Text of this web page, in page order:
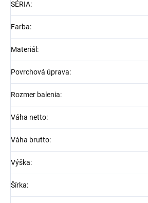
SÉRIA:
Farba:
Materiál :
Povrchová úprava:
Rozmer balenia:
Váha netto:
Váha brutto:
Výška:
Šírka: